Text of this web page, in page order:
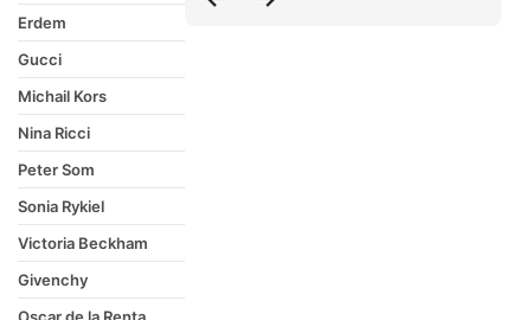
Erdem
Gucci
Michail Kors
Nina Ricci
Peter Som
Sonia Rykiel
Victoria Beckham
Givenchy